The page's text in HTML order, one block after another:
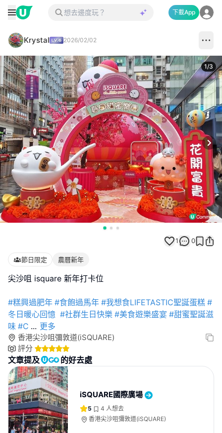
下載App
Krystal 2026/02/02
1/3
1 0
節日限定 農曆新年
尖沙咀 isquare 新年打卡位
#糕興過肥年 #食飽過馬年 #我想食LIFETASTIC聖誕蛋糕 #
冬日暖心回憶 #社群生日快樂 #美食遊樂盛宴 #甜蜜聖誕滋
味 #C ... 更多
香港尖沙咀彌敦道(iSQUARE)
評分
文章提及 的好去處
iSQUARE國際廣場
5 4 人想去
香港尖沙咀彌敦道(iSQUARE)